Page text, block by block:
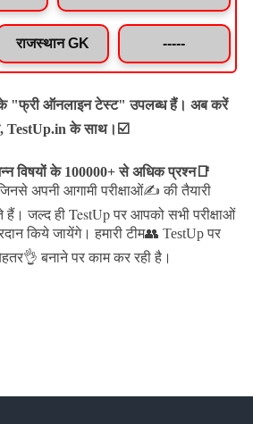
राजस्थान GK -----
"फ्री ऑनलाइन टेस्ट" उपलब्ध हैं। अब करें
TestUp.in के साथ।☑️
विषयों के 100000+ से अधिक प्रश्न📑
अपनी आगामी परीक्षाओं✍️ की तैयारी
हैं।जल्द ही TestUp पर आपको सभी परीक्षाओं
किये जायेंगे। हमारी टीम👥 TestUp पर
बनाने पर काम कर रही है।